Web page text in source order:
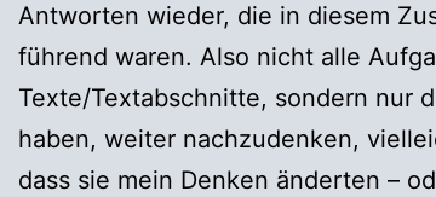
Antworten wieder, die in diesem
führend waren. Also nicht alle
Texte/Textabschnitte, sondern nur
haben, weiter nachzudenken,
dass sie mein Denken änderten –